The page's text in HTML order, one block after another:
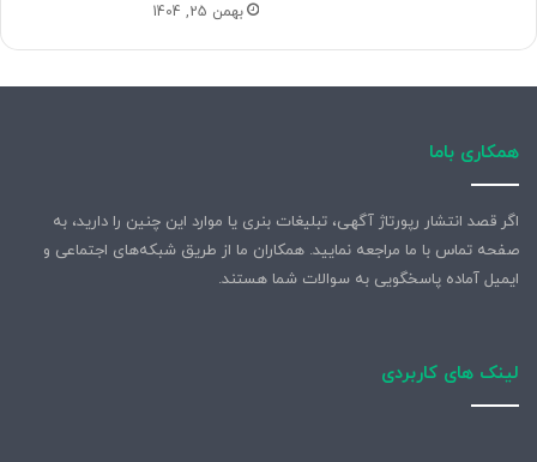
بهمن 25, 1404
همکاری باما
اگر قصد انتشار رپورتاژ آگهی، تبلیغات بنری یا موارد این چنین را دارید، به
صفحه تماس با ما مراجعه نمایید. همکاران ما از طریق شبکه‌های اجتماعی و
ایمیل آماده پاسخگویی به سوالات شما هستند.
لینک های کاربردی